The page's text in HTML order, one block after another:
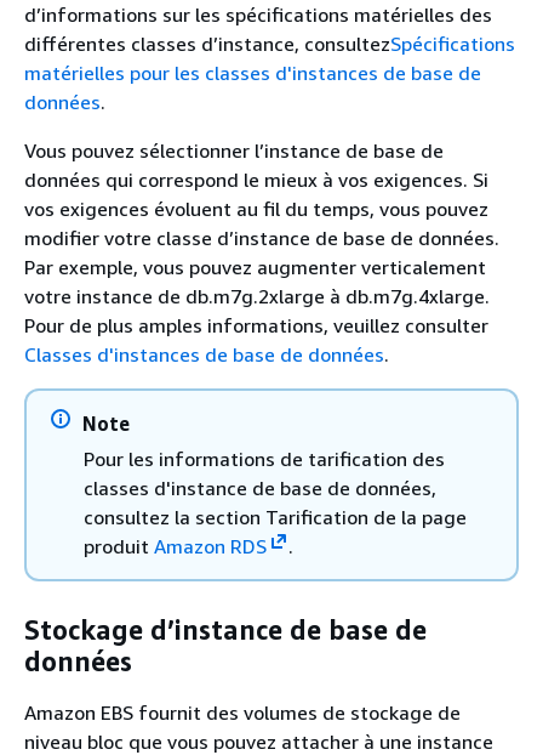
d’informations sur les spécifications matérielles des
différentes classes d’instance, consultezSpécifications
matérielles pour les classes d'instances de base de
données.
Vous pouvez sélectionner l’instance de base de
données qui correspond le mieux à vos exigences. Si
vos exigences évoluent au fil du temps, vous pouvez
modifier votre classe d’instance de base de données.
Par exemple, vous pouvez augmenter verticalement
votre instance de db.m7g.2xlarge à db.m7g.4xlarge.
Pour de plus amples informations, veuillez consulter
Classes d'instances de base de données.
Note
Pour les informations de tarification des
classes d'instance de base de données,
consultez la section Tarification de la page
produit Amazon RDS .
Stockage d’instance de base de
données
Amazon EBS fournit des volumes de stockage de
niveau bloc que vous pouvez attacher à une instance